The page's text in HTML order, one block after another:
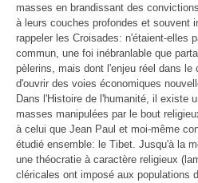
masses en brandissant des
à leurs couches profondes et souvent
rappeler les Croisades: n'étaient-elles
commun, une foi inébranlable que
pèlerins, mais dont l'enjeu réel dans le
d'ouvrir des voies économiques
Dans l'Histoire de l'humanité, il existe
masses manipulées par le bout
à celui que Jean Paul et moi-même
étudié ensemble: le Tibet. Jusqu'à la
une théocratie à caractère religieux
cléricales ont imposé aux populations